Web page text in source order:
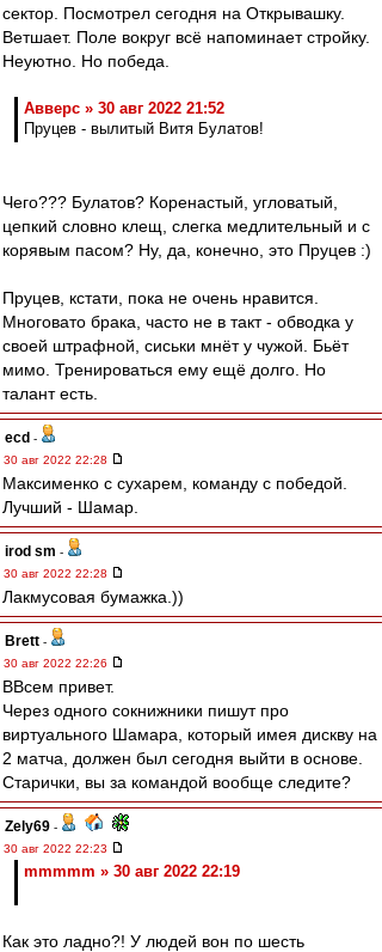
сектор. Посмотрел сегодня на Открывашку.
Ветшает. Поле вокруг всё напоминает стройку.
Неуютно. Но победа.
Авверс » 30 авг 2022 21:52
Пруцев - вылитый Витя Булатов!
Чего??? Булатов? Коренастый, угловатый,
цепкий словно клещ, слегка медлительный и с
корявым пасом? Ну, да, конечно, это Пруцев :)
Пруцев, кстати, пока не очень нравится.
Многовато брака, часто не в такт - обводка у
своей штрафной, сиськи мнёт у чужой. Бьёт
мимо. Тренироваться ему ещё долго. Но
талант есть.
ecd -
30 авг 2022 22:28
Максименко с сухарем, команду с победой.
Лучший - Шамар.
irod sm -
30 авг 2022 22:28
Лакмусовая бумажка.))
Brett -
30 авг 2022 22:26
ВВсем привет.
Через одного сокнижники пишут про
виртуального Шамара, который имея дискву на
2 матча, должен был сегодня выйти в основе.
Старички, вы за командой вообще следите?
Zely69 -
30 авг 2022 22:23
mmmmm » 30 авг 2022 22:19
Как это ладно?! У людей вон по шесть